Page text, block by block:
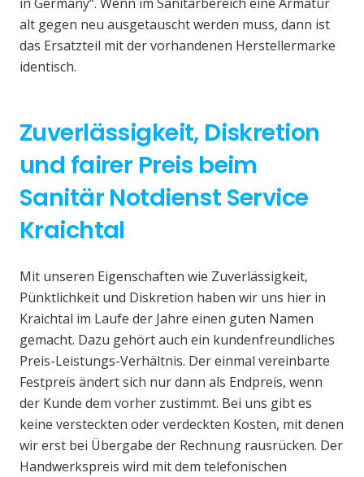
alt gegen neu ausgetauscht werden muss, dann ist
das Ersatzteil mit der vorhandenen Herstellermarke
identisch.
Zuverlässigkeit, Diskretion
und fairer Preis beim
Sanitär Notdienst Service
Kraichtal
Mit unseren Eigenschaften wie Zuverlässigkeit,
Pünktlichkeit und Diskretion haben wir uns hier in
Kraichtal im Laufe der Jahre einen guten Namen
gemacht. Dazu gehört auch ein kundenfreundliches
Preis-Leistungs-Verhältnis. Der einmal vereinbarte
Festpreis ändert sich nur dann als Endpreis, wenn
der Kunde dem vorher zustimmt. Bei uns gibt es
keine versteckten oder verdeckten Kosten, mit denen
wir erst bei Übergabe der Rechnung rausrücken. Der
Handwerkspreis wird mit dem telefonischen